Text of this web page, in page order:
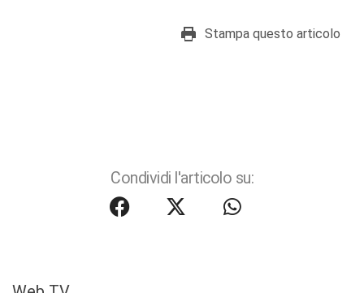
Stampa questo articolo
Condividi l'articolo su: